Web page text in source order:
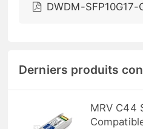
DWDM-
Derniers produits
MRV C44